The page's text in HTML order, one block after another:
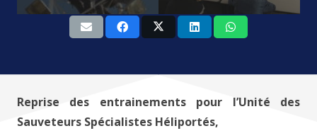
Reprise des entrainements pour l’Unité des
Sauveteurs Spécialistes Héliportés,